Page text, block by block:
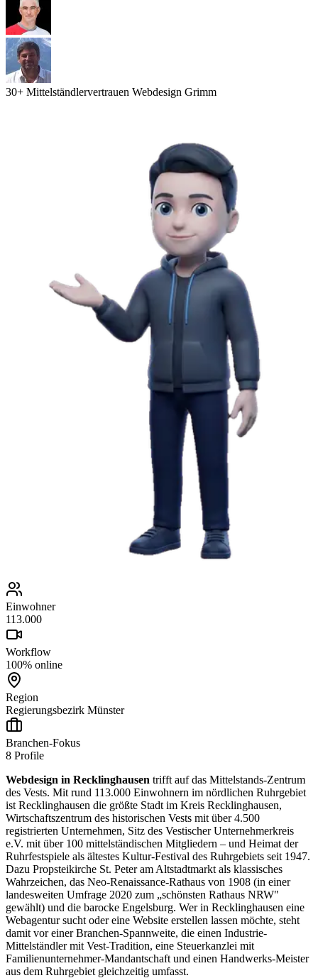
30+ Mittelständlervertrauen Webdesign Grimm
Einwohner
113.000
Workflow
100% online
Region
Regierungsbezirk Münster
Branchen-Fokus
8 Profile
Webdesign in Recklinghausen trifft auf das Mittelstands-Zentrum
des Vests. Mit rund 113.000 Einwohnern im nördlichen Ruhrgebiet
ist Recklinghausen die größte Stadt im Kreis Recklinghausen,
Wirtschaftszentrum des historischen Vests mit über 4.500
registrierten Unternehmen, Sitz des Vestischer Unternehmerkreis
e.V. mit über 100 mittelständischen Mitgliedern – und Heimat der
Ruhrfestspiele als ältestes Kultur-Festival des Ruhrgebiets seit 1947.
Dazu Propsteikirche St. Peter am Altstadtmarkt als klassisches
Wahrzeichen, das Neo-Renaissance-Rathaus von 1908 (in einer
landesweiten Umfrage 2020 zum „schönsten Rathaus NRW"
gewählt) und die barocke Engelsburg. Wer in Recklinghausen eine
Webagentur sucht oder eine Website erstellen lassen möchte, steht
damit vor einer Branchen-Spannweite, die einen Industrie-
Mittelständler mit Vest-Tradition, eine Steuerkanzlei mit
Familienunternehmer-Mandantschaft und einen Handwerks-Meister
aus dem Ruhrgebiet gleichzeitig umfasst.